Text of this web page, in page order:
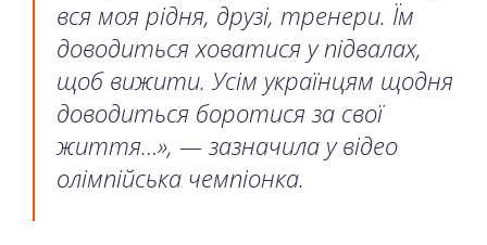
вся моя рідня, друзі, тренери. Їм
доводиться ховатися у підвалах,
щоб вижити. Усім українцям щодня
доводиться боротися за свої
життя…», — зазначила у відео
олімпійська чемпіонка.